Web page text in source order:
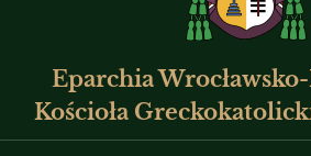
Eparchia
Kościoła